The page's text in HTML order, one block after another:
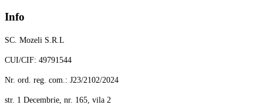
Info
SC. Mozeli S.R.L
CUI/CIF: 49791544
Nr. ord. reg. com.: J23/2102/2024
str. 1 Decembrie, nr. 165, vila 2